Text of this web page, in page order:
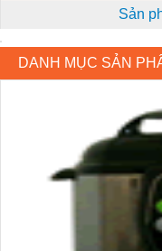
Sản
DANH MỤC SẢN